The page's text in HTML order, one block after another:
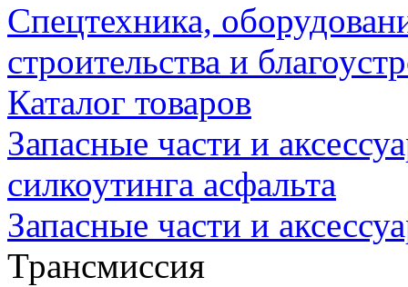
Спецтехника,
строительства и
Каталог товаров
Запасные части и
силкоутинга асфальта
Запасные части и
Трансмиссия